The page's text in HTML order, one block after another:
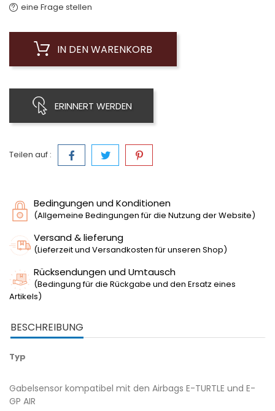
eine Frage stellen
IN DEN WARENKORB
ERINNERT WERDEN
Teilen auf :
Bedingungen und Konditionen
(Allgemeine Bedingungen für die Nutzung der Website)
Versand & lieferung
(Lieferzeit und Versandkosten für unseren Shop)
Rücksendungen und Umtausch
(Bedingung für die Rückgabe und den Ersatz eines
Artikels)
BESCHREIBUNG
Typ
Gabelsensor kompatibel mit den Airbags E-TURTLE und E-
GP AIR